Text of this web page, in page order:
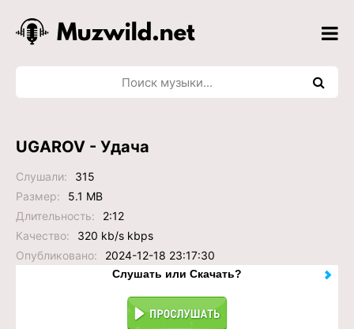
UGAROV - Удача
Слушали:
315
Размер:
5.1 MB
Длительность:
2:12
Качество:
320 kb/s kbps
Опубликовано:
2024-12-18 23:17:30
Слушать или Скачать?